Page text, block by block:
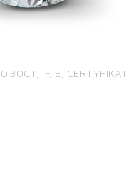
IF, E, CERTYFIKAT